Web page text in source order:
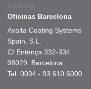
Contacto
Oficinas Barcelona
Axalta Coating Systems
Spain, S.L.
C/ Entença 332-334
08029. Barcelona
Tel. 0034 - 93 610 6000